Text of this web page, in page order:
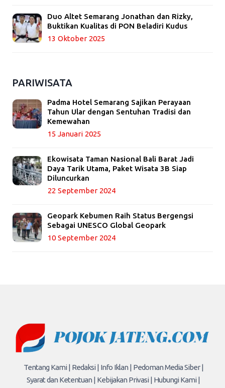
Duo Altet Semarang Jonathan dan Rizky,
Buktikan Kualitas di PON Beladiri Kudus
13 Oktober 2025
PARIWISATA
Padma Hotel Semarang Sajikan Perayaan
Tahun Ular dengan Sentuhan Tradisi dan
Kemewahan
15 Januari 2025
Ekowisata Taman Nasional Bali Barat Jadi
Daya Tarik Utama, Paket Wisata 3B Siap
Diluncurkan
22 September 2024
Geopark Kebumen Raih Status Bergengsi
Sebagai UNESCO Global Geopark
10 September 2024
Tentang Kami | Redaksi | Info Iklan | Pedoman Media Siber |
Syarat dan Ketentuan |
Kebijakan Privasi | Hubungi Kami |